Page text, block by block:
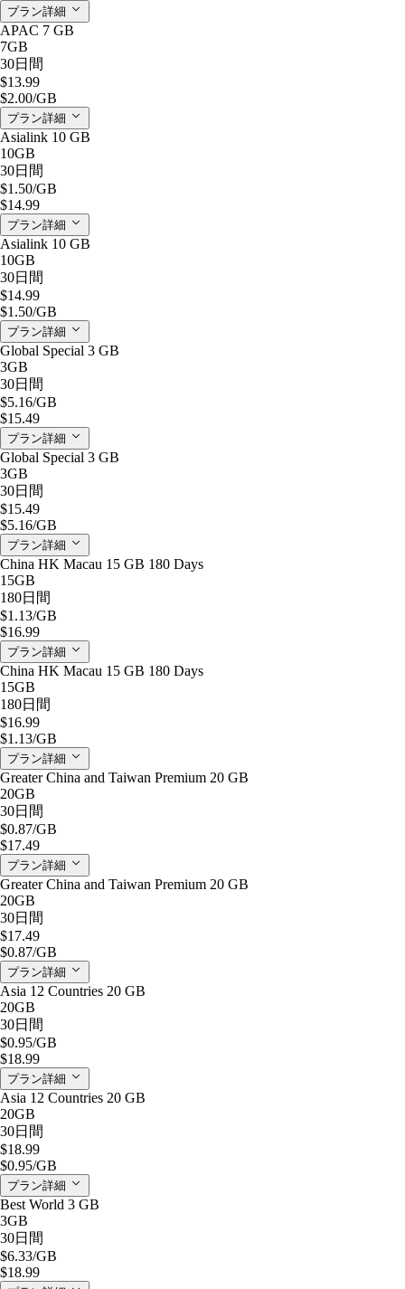
プラン詳細
APAC 7 GB
7GB
30日間
$13.99
$2.00/GB
プラン詳細
Asialink 10 GB
10GB
30日間
$1.50/GB
$14.99
プラン詳細
Asialink 10 GB
10GB
30日間
$14.99
$1.50/GB
プラン詳細
Global Special 3 GB
3GB
30日間
$5.16/GB
$15.49
プラン詳細
Global Special 3 GB
3GB
30日間
$15.49
$5.16/GB
プラン詳細
China HK Macau 15 GB 180 Days
15GB
180日間
$1.13/GB
$16.99
プラン詳細
China HK Macau 15 GB 180 Days
15GB
180日間
$16.99
$1.13/GB
プラン詳細
Greater China and Taiwan Premium 20 GB
20GB
30日間
$0.87/GB
$17.49
プラン詳細
Greater China and Taiwan Premium 20 GB
20GB
30日間
$17.49
$0.87/GB
プラン詳細
Asia 12 Countries 20 GB
20GB
30日間
$0.95/GB
$18.99
プラン詳細
Asia 12 Countries 20 GB
20GB
30日間
$18.99
$0.95/GB
プラン詳細
Best World 3 GB
3GB
30日間
$6.33/GB
$18.99